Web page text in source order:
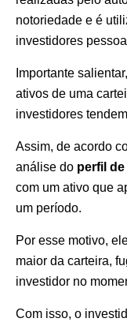
notoriedade e é
investidores
Importante
ativos de uma
investidores
Assim, de acordo
análise do perfil
com um ativo que
um período.
Por esse motivo,
maior da carteira,
investidor no
Com isso, o